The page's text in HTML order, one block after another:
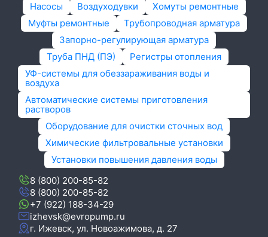
Насосы Воздуходувки
Хомуты ремонтные
Муфты ремонтные
Трубопроводная арматура
Запорно-регулирующая арматура
Труба ПНД (ПЭ)
Регистры отопления
УФ-системы для обеззараживания воды и
воздуха
Автоматические системы приготовления
растворов
Оборудование для очистки сточных вод
Химические фильтровальные установки
Установки повышения давления воды
8 (800) 200-85-82
8 (800) 200-85-82
+7 (922) 188-34-29
izhevsk@evropump.ru
г. Ижевск, ул. Новоажимова, д. 27